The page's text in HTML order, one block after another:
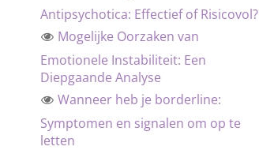
Antipsychotica: Effectief of Risicovol?
Mogelijke Oorzaken van
Emotionele Instabiliteit: Een
Diepgaande Analyse
Wanneer heb je borderline:
Symptomen en signalen om op te
letten